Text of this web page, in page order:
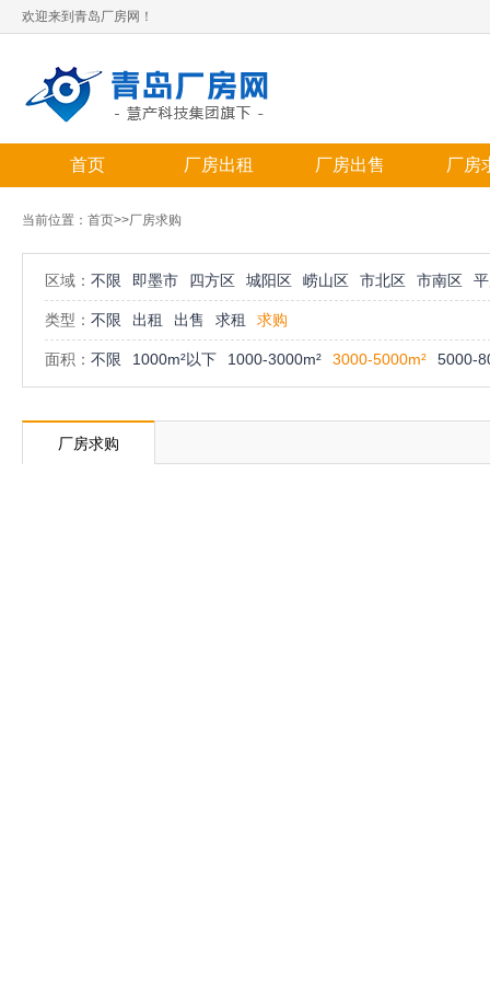
欢迎来到青岛厂房网！
首页 厂房出租 厂房出售 厂房
当前位置： 首页>>厂房求购
区域： 不限 即墨市 四方区 城阳区 崂山区 市北区 市南区
类型： 不限 出租 出售 求租 求购
面积： 不限 1000m²以下 1000-3000m² 3000-5000m² 5000-
厂房求购